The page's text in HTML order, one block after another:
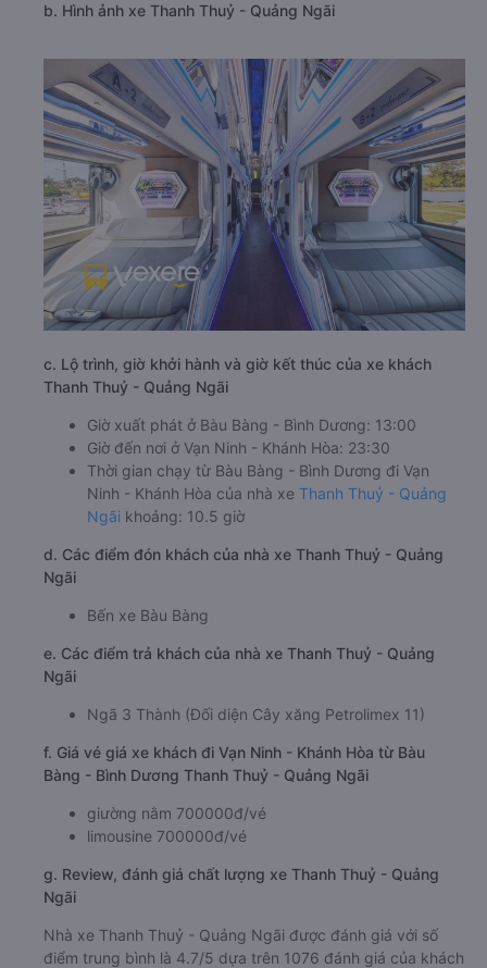
b. Hình ảnh xe Thanh Thuỷ - Quảng Ngãi
c. Lộ trình, giờ khởi hành và giờ kết thúc của xe khách
Thanh Thuỷ - Quảng Ngãi
Giờ xuất phát ở Bàu Bàng - Bình Dương: 13:00
Giờ đến nơi ở Vạn Ninh - Khánh Hòa: 23:30
Thời gian chạy từ Bàu Bàng - Bình Dương đi Vạn
Ninh - Khánh Hòa của nhà xe Thanh Thuỷ - Quảng
Ngãi khoảng: 10.5 giờ
d. Các điểm đón khách của nhà xe Thanh Thuỷ - Quảng
Ngãi
Bến xe Bàu Bàng
e. Các điểm trả khách của nhà xe Thanh Thuỷ - Quảng
Ngãi
Ngã 3 Thành (Đối diện Cây xăng Petrolimex 11)
f. Giá vé giá xe khách đi Vạn Ninh - Khánh Hòa từ Bàu
Bàng - Bình Dương Thanh Thuỷ - Quảng Ngãi
giường nằm 700000đ/vé
limousine 700000đ/vé
g. Review, đánh giá chất lượng xe Thanh Thuỷ - Quảng
Ngãi
Nhà xe Thanh Thuỷ - Quảng Ngãi được đánh giá với số
điểm trung bình là 4.7/5 dựa trên 1076 đánh giá của khách